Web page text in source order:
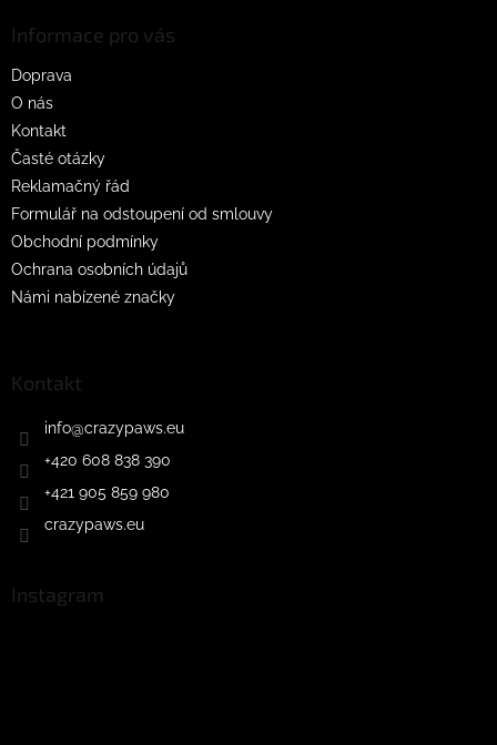
Informace pro vás
Doprava
O nás
Kontakt
Časté otázky
Reklamačný řád
Formulář na odstoupení od smlouvy
Obchodní podmínky
Ochrana osobních údajů
Námi nabízené značky
Kontakt
info@crazypaws.eu
+420 608 838 390
+421 905 859 980
crazypaws.eu
Instagram